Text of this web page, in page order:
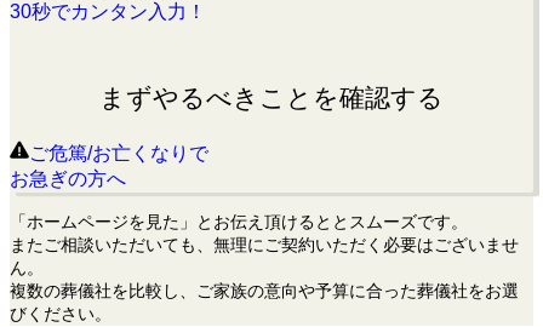
30秒でカンタン入力！
まずやるべきことを確認する
ご危篤/お亡くなりで
お急ぎの方へ
「ホームページを見た」とお伝え頂けるととスムーズです。
またご相談いただいても、無理にご契約いただく必要はございませ
ん。
複数の葬儀社を比較し、ご家族の意向や予算に合った葬儀社をお選
びください。